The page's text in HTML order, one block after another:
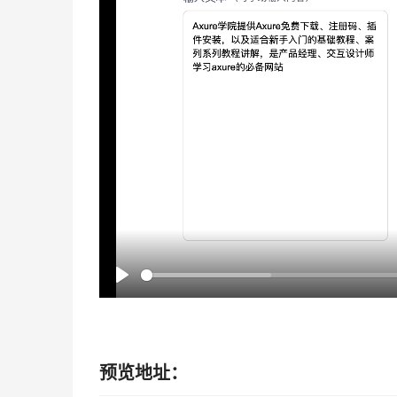
P
y
预览地址：